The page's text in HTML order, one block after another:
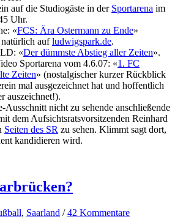
auf die Studiogäste in der Sportarena im
Uhr.
«FCS: Ära Ostermann zu Ende»
aufludwigspark.de.
«Der dümmste Abstieg aller Zeiten».
Sportarena vom 4.6.07: «1. FC
Zeiten» (nostalgischer kurzer Rückblick
mal ausgezeichnet hat und hoffentlich
auszeichnet!).
Ausschnitt nicht zu sehende anschließende
dem Aufsichtsratsvorsitzenden Reinhard
Seiten des SR zu sehen. Klimmt sagt dort,
kandidieren wird.
, Saarland /42 Kommentare